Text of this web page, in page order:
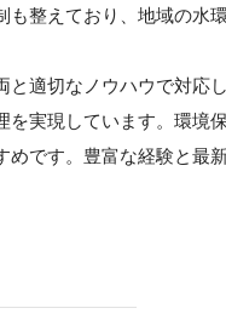
整えており、地域の水
と適切なノウハウで対応
実現しています。環境
です。豊富な経験と最